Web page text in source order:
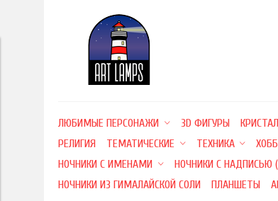
ЛЮБИМЫЕ ПЕРСОНАЖИ 3D ФИГУРЫ
РЕЛИГИЯ
ТЕМАТИЧЕСКИЕ ТЕХНИКА
НОЧНИКИ С ИМЕНАМИ
НОЧНИКИ С НАДПИСЬЮ
НОЧНИКИ ИЗ ГИМАЛАЙСКОЙ СОЛИ
ПЛАНШЕТЫ